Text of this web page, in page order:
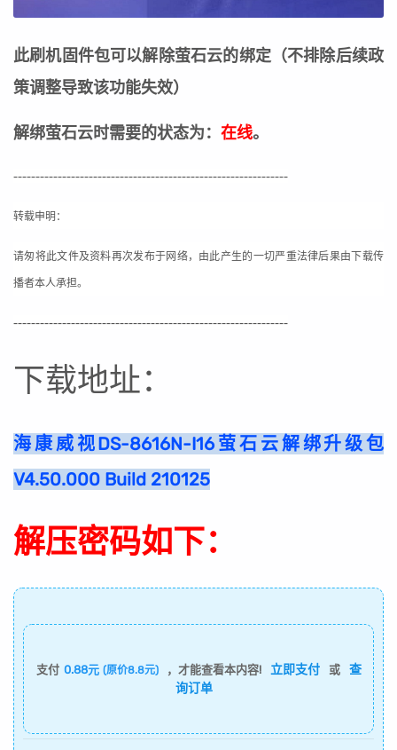
此刷机固件包可以解除萤石云的绑定（不排除后续政
策调整导致该功能失效）
解绑萤石云时需要的状态为： 在线。
--------------------------------------------------------------
转载申明：
请匆将此文件及资料再次发布于网络，由此产生的一切严重法律后果由下载传
播者本人承担。
--------------------------------------------------------------
下载地址：
海康威视DS-8616N-I16萤石云解绑升级包
V4.50.000 Build 210125
解压密码如下：
支付 0.88元 (原价8.8元) ，才能查看本内容! 立即支付 或
查
询订单